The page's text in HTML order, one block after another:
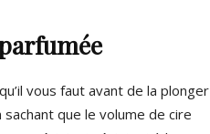
vous faut avant de la plonger
que le volume de cire